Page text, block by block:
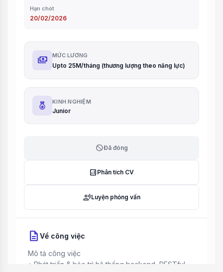
Hạn chót
20/02/2026
payments MỨC LƯƠNG
Upto 25M/tháng (thương lượng theo năng lực)
KINH NGHIỆM
Junior
blockĐã đóng
analytics Phân tích CV
record_voice_overLuyện phỏng vấn
description Về công việc
Mô tả công việc
• Phát triển & bảo trì hệ thống backend, RESTful